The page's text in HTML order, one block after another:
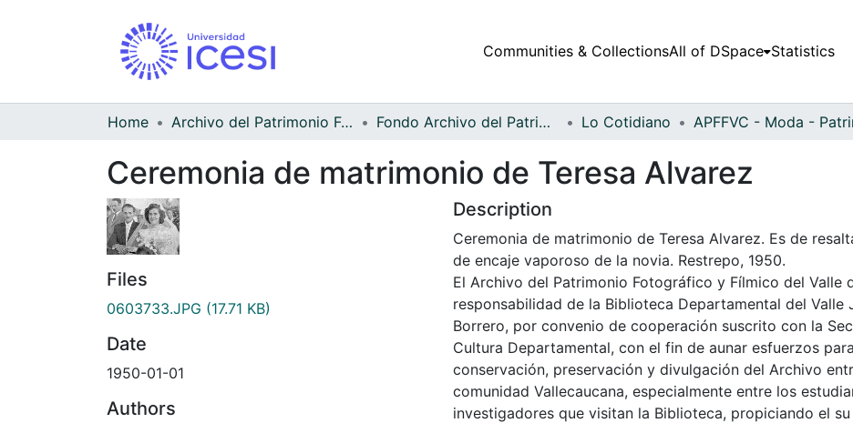
Communities & CollectionsAll of DSpace Statistics
Home Archivo del Patrimonio Fotográfico y Fílmico del Valle del Cauca Fondo Archivo del Patrimonio Fotográfico y Fílmico del Valle del Cauca Lo Cotidiano
Ceremonia de matrimonio de Teresa Alvarez
Files
0603733.JPG (17.71 KB)
Date
1950-01-01
Authors
Description
Ceremonia de matrimonio de Teresa Alvarez. Es de
de encaje vaporoso de la novia. Restrepo, 1950.
El Archivo del Patrimonio Fotográfico y Fílmico del Valle
responsabilidad de la Biblioteca Departamental del Valle
Borrero, por convenio de cooperación suscrito con la
Cultura Departamental, con el fin de aunar esfuerzos
conservación, preservación y divulgación del Archivo
comunidad Vallecaucana, especialmente entre los
investigadores que visitan la Biblioteca, propiciando el